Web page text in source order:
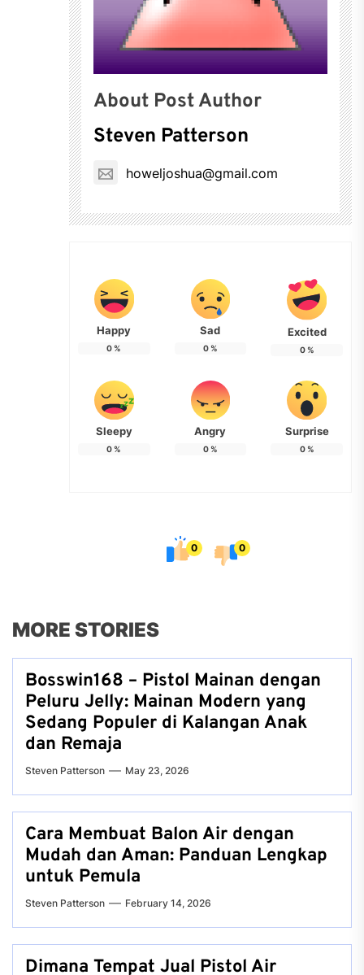
About Post Author
Steven Patterson
howeljoshua@gmail.com
Happy
0%
Sad
0%
Excited
0%
Sleepy
0%
Angry
0%
Surprise
0%
0 0
MORE STORIES
Bosswin168 – Pistol Mainan dengan
Peluru Jelly: Mainan Modern yang
Sedang Populer di Kalangan Anak
dan Remaja
Steven Patterson May 23, 2026
Cara Membuat Balon Air dengan
Mudah dan Aman: Panduan Lengkap
untuk Pemula
Steven Patterson February 14, 2026
Dimana Tempat Jual Pistol Air